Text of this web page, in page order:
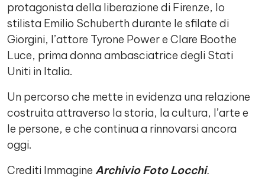
protagonista della liberazione di Firenze, lo
stilista Emilio Schuberth durante le sfilate di
Giorgini, l’attore Tyrone Power e Clare Boothe
Luce, prima donna ambasciatrice degli Stati
Uniti in Italia.
Un percorso che mette in evidenza una relazione
costruita attraverso la storia, la cultura, l’arte e
le persone, e che continua a rinnovarsi ancora
oggi.
Crediti Immagine Archivio Foto Locchi.